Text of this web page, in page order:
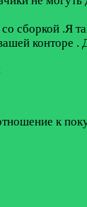
сборкой .Я
конторе .
к